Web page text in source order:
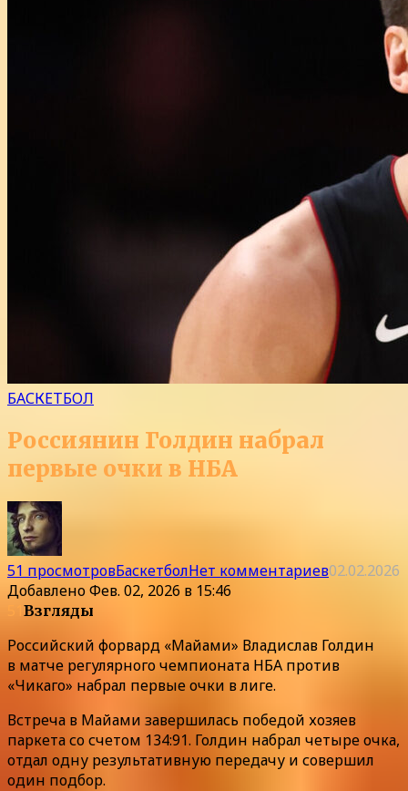
БАСКЕТБОЛ
Россиянин Голдин набрал
первые очки в НБА
51 просмотровБаскетболНет комментариев02.02.2026
ДобавленоФев. 02, 2026 в 15:46
Взгляды
Российский форвард «Майами» Владислав Голдин
в матче регулярного чемпионата НБА против
«Чикаго» набрал первые очки в лиге.
Встреча в Майами завершилась победой хозяев
паркета со счетом 134:91. Голдин набрал четыре очка,
отдал одну результативную передачу и совершил
один подбор.